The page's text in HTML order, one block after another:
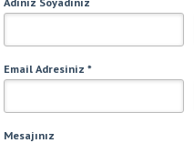
Email Adresiniz *
Mesajınız